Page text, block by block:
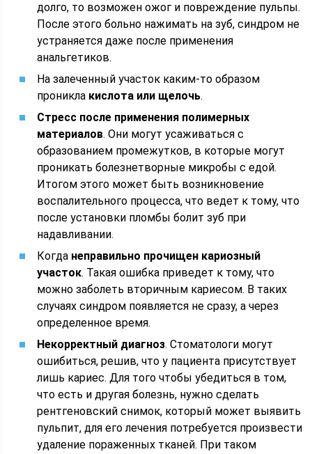
долго, то возможен ожог и повреждение пульпы.
После этого больно нажимать на зуб, синдром не
устраняется даже после применения
анальгетиков.
На залеченный участок каким-то образом
проникла кислота или щелочь.
Стресс после применения полимерных
материалов. Они могут усаживаться с
образованием промежутков, в которые могут
проникать болезнетворные микробы с едой.
Итогом этого может быть возникновение
воспалительного процесса, что ведет к тому, что
после установки пломбы болит зуб при
надавливании.
Когда неправильно прочищен кариозный
участок. Такая ошибка приведет к тому, что
можно заболеть вторичным кариесом. В таких
случаях синдром появляется не сразу, а через
определенное время.
Некорректный диагноз. Стоматологи могут
ошибиться, решив, что у пациента присутствует
лишь кариес. Для того чтобы убедиться в том,
что есть и другая болезнь, нужно сделать
рентгеновский снимок, который может выявить
пульпит, для его лечения потребуется произвести
удаление пораженных тканей. При таком